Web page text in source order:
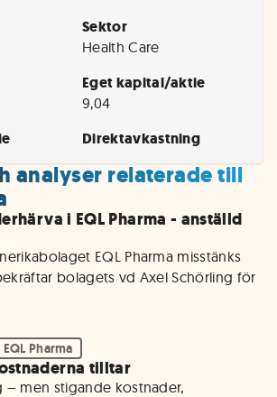
Sektor
Health Care
Eget kapital/aktie
9,04
Direktavkastning
analyser relaterade till
i EQL Pharma - anställd
EQL Pharma misstänks
bolagets vd Axel Schörling för
EQL Pharma
tilltar
– men stigande kostnader,